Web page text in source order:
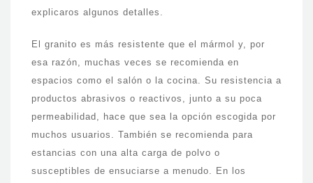
explicaros algunos detalles.
El granito es más resistente que el mármol y, por
esa razón, muchas veces se recomienda en
espacios como el salón o la cocina. Su resistencia a
productos abrasivos o reactivos, junto a su poca
permeabilidad, hace que sea la opción escogida por
muchos usuarios. También se recomienda para
estancias con una alta carga de polvo o
susceptibles de ensuciarse a menudo. En los